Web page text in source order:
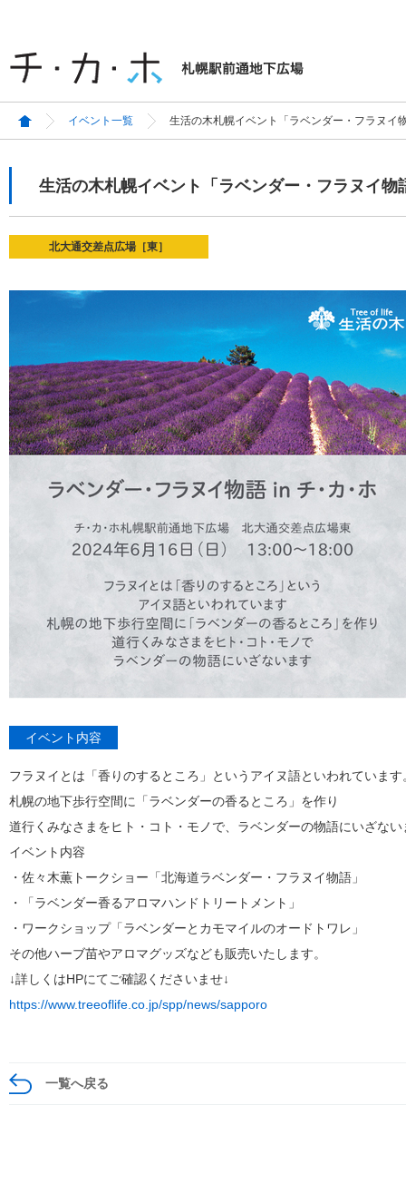
イベント一覧 生活の木札幌イベント「ラベンダー・フラヌイ
生活の木札幌イベント「ラベンダー・フラヌイ物
北大通交差点広場［東］
イベント内容
フラヌイとは「香りのするところ」というアイヌ語といわれています
札幌の地下歩行空間に「ラベンダーの香るところ」を作り
道行くみなさまをヒト・コト・モノで、ラベンダーの物語にいざない
イベント内容
・佐々木薫トークショー「北海道ラベンダー・フラヌイ物語」
・「ラベンダー香るアロマハンドトリートメント」
・ワークショップ「ラベンダーとカモマイルのオードトワレ」
その他ハーブ苗やアロマグッズなども販売いたします。
↓詳しくはHPにてご確認くださいませ↓
https://www.treeoflife.co.jp/spp/news/sapporo
一覧へ戻る